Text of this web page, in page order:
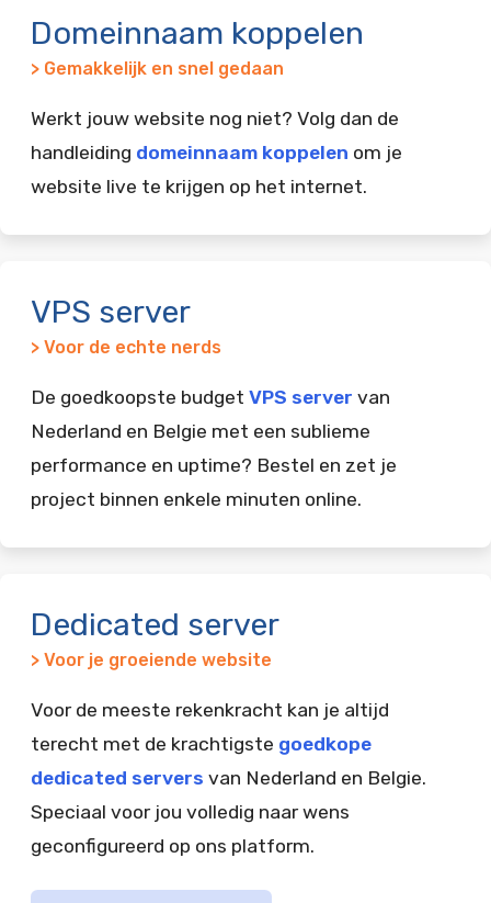
Domeinnaam koppelen
> Gemakkelijk en snel gedaan
Werkt jouw website nog niet? Volg dan de
handleiding domeinnaam koppelen om je
website live te krijgen op het internet.
VPS server
> Voor de echte nerds
De goedkoopste budget VPS server van
Nederland en Belgie met een sublieme
performance en uptime? Bestel en zet je
project binnen enkele minuten online.
Dedicated server
> Voor je groeiende website
Voor de meeste rekenkracht kan je altijd
terecht met de krachtigste goedkope
dedicated servers van Nederland en Belgie.
Speciaal voor jou volledig naar wens
geconfigureerd op ons platform.